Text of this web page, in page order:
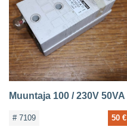
Muuntaja 100 / 230V 50VA
# 7109 50 €